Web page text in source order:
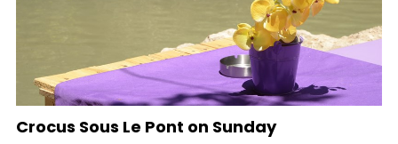
Crocus Sous Le Pont on Sunday